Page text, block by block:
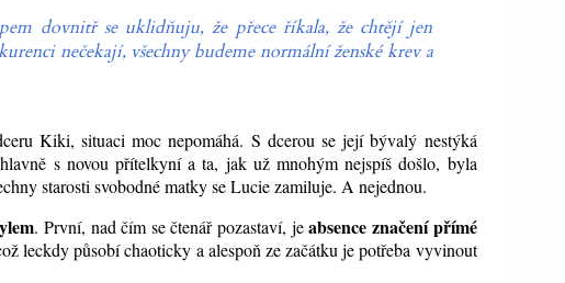
dovnitř se uklidňuju, že přece říkala, že chtějí jen
nečekají, všechny budeme normální ženské krev a
Kiki, situaci moc nepomáhá. S dcerou se její bývalý nestýká
s novou přítelkyní a ta, jak už mnohým nejspíš došlo, byla
starosti svobodné matky se Lucie zamiluje. A nejednou.
. První, nad čím se čtenář pozastaví, jeabsence značení přímé
leckdy působí chaoticky a alespoň ze začátku je potřeba vyvinout